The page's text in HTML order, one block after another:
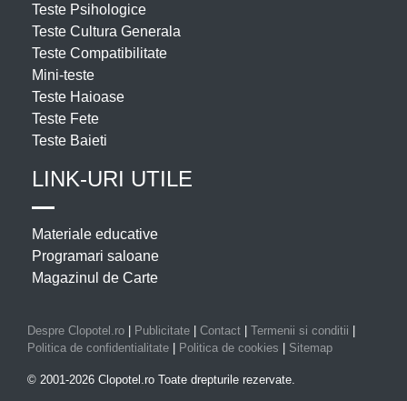
Teste Psihologice
Teste Cultura Generala
Teste Compatibilitate
Mini-teste
Teste Haioase
Teste Fete
Teste Baieti
LINK-URI UTILE
Materiale educative
Programari saloane
Magazinul de Carte
Despre Clopotel.ro | Publicitate | Contact | Termenii si conditii |
Politica de confidentialitate | Politica de cookies | Sitemap
© 2001-2026 Clopotel.ro Toate drepturile rezervate.